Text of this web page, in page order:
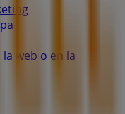
web o en la